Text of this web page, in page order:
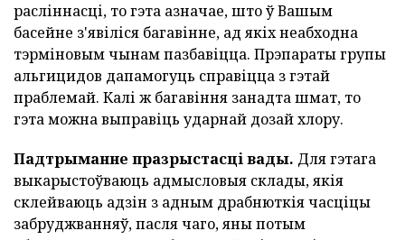
расліннасці, то гэта азначае, што ў Вашым
басейне з'явіліся багавінне, ад якіх неабходна
тэрміновым чынам пазбавіцца. Прэпараты групы
альгицидов дапамогуць справіцца з гэтай
праблемай. Калі ж багавіння занадта шмат, то
гэта можна выправіць ударнай дозай хлору.
Падтрыманне празрыстасці вады. Для гэтага
выкарыстоўваюць адмысловыя склады, якія
склейваюць адзін з адным драбнюткія часціцы
забруджванняў, пасля чаго, яны потым